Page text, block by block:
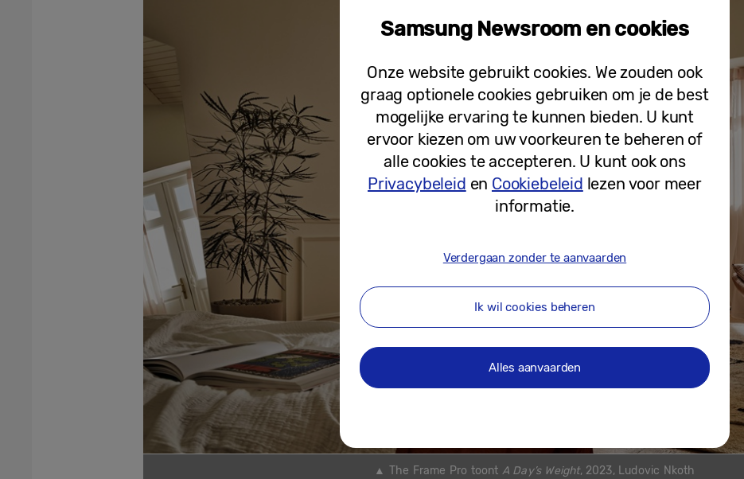
▲ The Frame Pro toont A Day’s Weight, 2023, Ludovic Nkoth
Samsung Newsroom en cookies
Onze website gebruikt cookies. We zouden ook
graag optionele cookies gebruiken om je de best
mogelijke ervaring te kunnen bieden. U kunt
ervoor kiezen om uw voorkeuren te beheren of
alle cookies te accepteren. U kunt ook ons
Privacybeleid en Cookiebeleid lezen voor meer
informatie.
Verdergaan zonder te aanvaarden
Ik wil cookies beheren
Alles aanvaarden